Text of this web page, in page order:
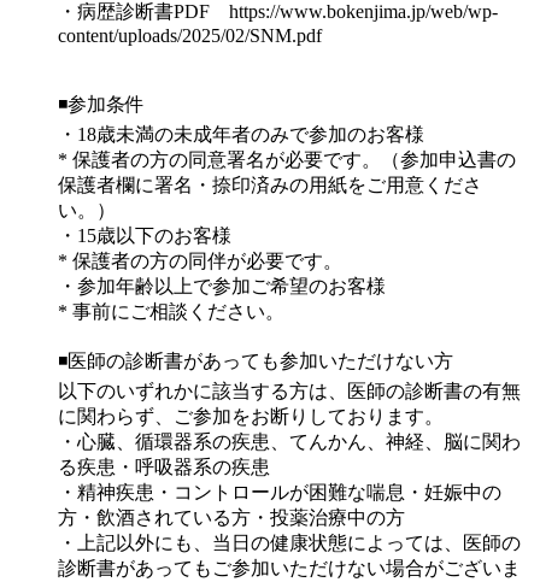
・病歴診断書PDF https://www.bokenjima.jp/web/wp-
content/uploads/2025/02/SNM.pdf
◾️参加条件
・18歳未満の未成年者のみで参加のお客様
* 保護者の方の同意署名が必要です。（参加申込書の
保護者欄に署名・捺印済みの用紙をご用意くださ
い。）
・15歳以下のお客様
* 保護者の方の同伴が必要です。
・参加年齢以上で参加ご希望のお客様
* 事前にご相談ください。
◾️医師の診断書があっても参加いただけない方
以下のいずれかに該当する方は、医師の診断書の有無
に関わらず、ご参加をお断りしております。
・心臓、循環器系の疾患、てんかん、神経、脳に関わ
る疾患・呼吸器系の疾患
・精神疾患・コントロールが困難な喘息・妊娠中の
方・飲酒されている方・投薬治療中の方
・上記以外にも、当日の健康状態によっては、医師の
診断書があってもご参加いただけない場合がございま